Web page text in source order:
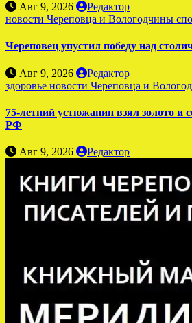
Авг 9, 2026
Редактор
новости Череповца и Вологодчины
Череповец упустил победу над
Авг 9, 2026
Редактор
здоровье новости Череповца и
75-летний устюжанин взял золото и
РФ
Авг 9, 2026 Редактор